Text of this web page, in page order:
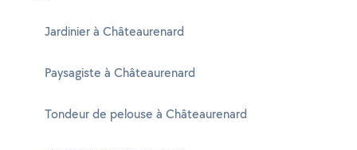
Jardinier à Châteaurenard
Paysagiste à Châteaurenard
Tondeur de pelouse à Châteaurenard